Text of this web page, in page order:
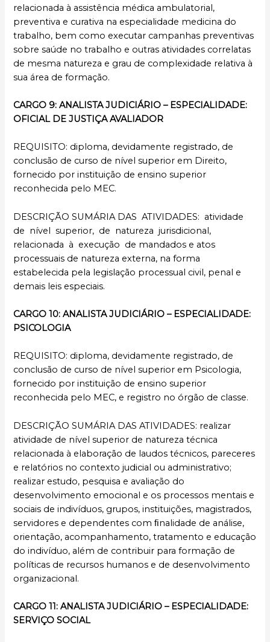
relacionada à assistência médica ambulatorial,
preventiva e curativa na especialidade medicina do
trabalho, bem como executar campanhas preventivas
sobre saúde no trabalho e outras atividades correlatas
de mesma natureza e grau de complexidade relativa à
sua área de formação.
CARGO 9: ANALISTA JUDICIÁRIO – ESPECIALIDADE:
OFICIAL DE JUSTIÇA AVALIADOR
REQUISITO: diploma, devidamente registrado, de
conclusão de curso de nível superior em Direito,
fornecido por instituição de ensino superior
reconhecida pelo MEC.
DESCRIÇÃO SUMÁRIA DAS ATIVIDADES: atividade
de nível superior, de natureza jurisdicional,
relacionada à execução de mandados e atos
processuais de natureza externa, na forma
estabelecida pela legislação processual civil, penal e
demais leis especiais.
CARGO 10: ANALISTA JUDICIÁRIO – ESPECIALIDADE:
PSICOLOGIA
REQUISITO: diploma, devidamente registrado, de
conclusão de curso de nível superior em Psicologia,
fornecido por instituição de ensino superior
reconhecida pelo MEC, e registro no órgão de classe.
DESCRIÇÃO SUMÁRIA DAS ATIVIDADES: realizar
atividade de nível superior de natureza técnica
relacionada à elaboração de laudos técnicos, pareceres
e relatórios no contexto judicial ou administrativo;
realizar estudo, pesquisa e avaliação do
desenvolvimento emocional e os processos mentais e
sociais de indivíduos, grupos, instituições, magistrados,
servidores e dependentes com ﬁnalidade de análise,
orientação, acompanhamento, tratamento e educação
do indivíduo, além de contribuir para formação de
políticas de recursos humanos e de desenvolvimento
organizacional.
CARGO 11: ANALISTA JUDICIÁRIO – ESPECIALIDADE:
SERVIÇO SOCIAL